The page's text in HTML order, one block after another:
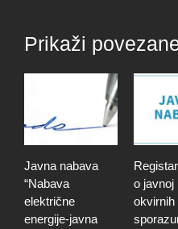
Prikaži
Javna nabava
“Nabava
električne
energije-javna
o javnoj
okvirnih